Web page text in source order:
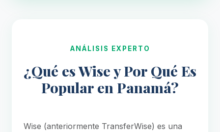
ANÁLISIS EXPERTO
¿Qué es Wise y Por Qué Es
Popular en Panamá?
Wise (anteriormente TransferWise) es una